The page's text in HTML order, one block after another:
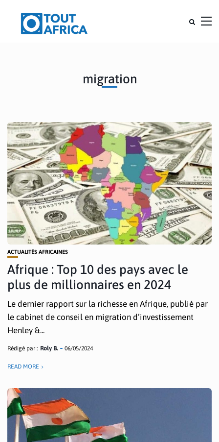
migration
ACTUALITÉS AFRICAINES
Afrique : Top 10 des pays avec le
plus de millionnaires en 2024
Le dernier rapport sur la richesse en Afrique, publié par
le cabinet de conseil en migration d’investissement
Henley &...
Rédigé par : Roly B. 06/05/2024
READ MORE